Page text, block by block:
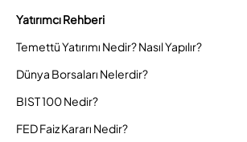
Yatırımcı Rehberi
Temettü Yatırımı Nedir? Nasıl Yapılır?
Dünya Borsaları Nelerdir?
BIST 100 Nedir?
FED Faiz Kararı Nedir?